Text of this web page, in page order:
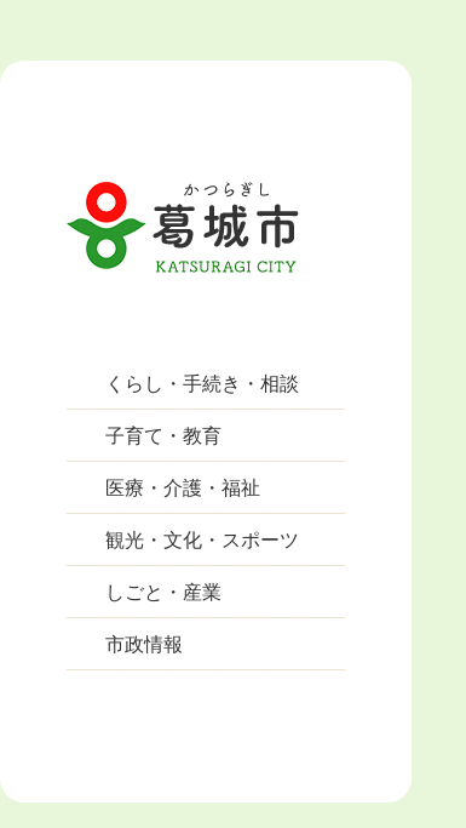
くらし・手続き・相談
子育て・教育
医療・介護・福祉
観光・文化・スポーツ
しごと・産業
市政情報